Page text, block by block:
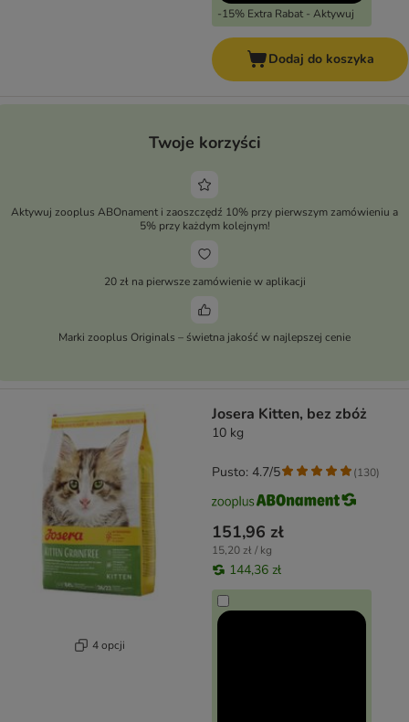
-15% Extra Rabat - Aktywuj
Dodaj do koszyka
Twoje korzyści
Aktywuj zooplus ABOnament i zaoszczędź 10% przy pierwszym zamówieniu a
5% przy każdym kolejnym!
20 zł na pierwsze zamówienie w aplikacji
Marki zooplus Originals – świetna jakość w najlepszej cenie
4 opcji
Josera Kitten, bez zbóż
10 kg
151,96 zł
15,20 zł / kg
144,36 zł
Pusto: 4.7/5 (130)